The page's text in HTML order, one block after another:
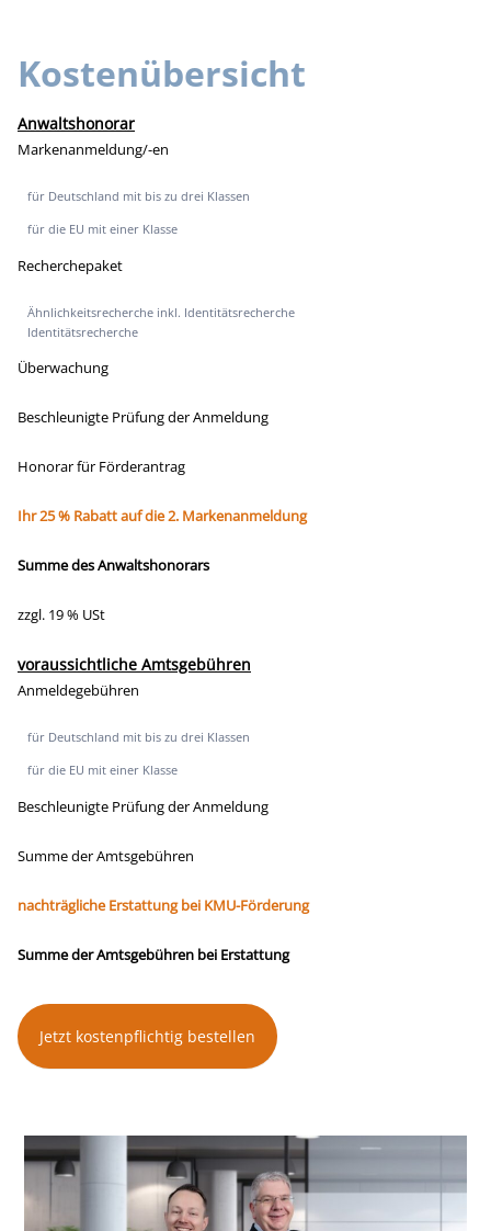
Kostenübersicht
Anwaltshonorar
Markenanmeldung/-en
für Deutschland mit bis zu drei Klassen
für die EU mit einer Klasse
Recherchepaket
Ähnlichkeitsrecherche inkl. Identitätsrecherche
Identitätsrecherche
Überwachung
Beschleunigte Prüfung der Anmeldung
Honorar für Förderantrag
Ihr 25 % Rabatt auf die 2. Markenanmeldung
Summe des Anwaltshonorars
zzgl. 19 % USt
voraussichtliche Amtsgebühren
Anmeldegebühren
für Deutschland mit bis zu drei Klassen
für die EU mit einer Klasse
Beschleunigte Prüfung der Anmeldung
Summe der Amtsgebühren
nachträgliche Erstattung bei KMU-Förderung
Summe der Amtsgebühren bei Erstattung
Jetzt kostenpflichtig bestellen